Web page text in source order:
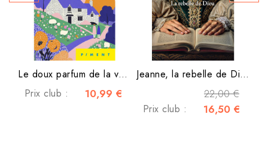
Le doux parfum de la vérité
Prix club :
10,99 €
Jeanne, la rebelle de Dieu
22,00 €
Prix club : 16,50 €